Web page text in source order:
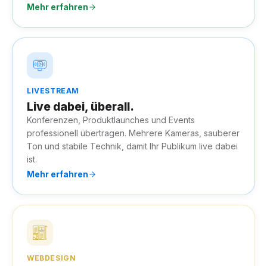
Mehr erfahren
LIVESTREAM
Live dabei, überall.
Konferenzen, Produktlaunches und Events
professionell übertragen. Mehrere Kameras, sauberer
Ton und stabile Technik, damit Ihr Publikum live dabei
ist.
Mehr erfahren
WEBDESIGN